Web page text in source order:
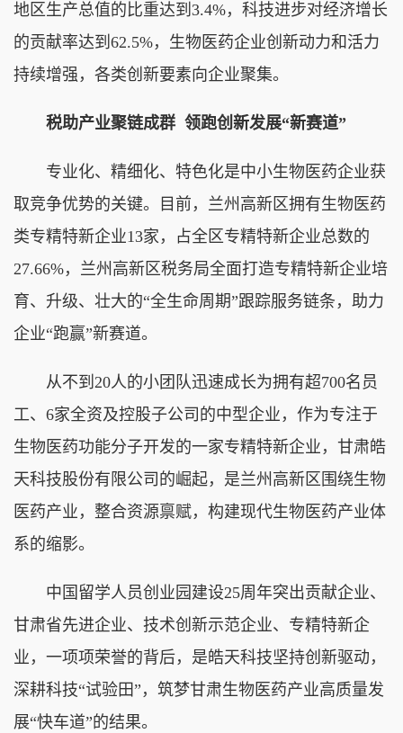
地区生产总值的比重达到3.4%，科技进步对经济增长
的贡献率达到62.5%，生物医药企业创新动力和活力
持续增强，各类创新要素向企业聚集。
税助产业聚链成群 领跑创新发展“新赛道”
专业化、精细化、特色化是中小生物医药企业获
取竞争优势的关键。目前，兰州高新区拥有生物医药
类专精特新企业13家，占全区专精特新企业总数的
27.66%，兰州高新区税务局全面打造专精特新企业培
育、升级、壮大的“全生命周期”跟踪服务链条，助力
企业“跑赢”新赛道。
从不到20人的小团队迅速成长为拥有超700名员
工、6家全资及控股子公司的中型企业，作为专注于
生物医药功能分子开发的一家专精特新企业，甘肃皓
天科技股份有限公司的崛起，是兰州高新区围绕生物
医药产业，整合资源禀赋，构建现代生物医药产业体
系的缩影。
中国留学人员创业园建设25周年突出贡献企业、
甘肃省先进企业、技术创新示范企业、专精特新企
业，一项项荣誉的背后，是皓天科技坚持创新驱动，
深耕科技“试验田”，筑梦甘肃生物医药产业高质量发
展“快车道”的结果。